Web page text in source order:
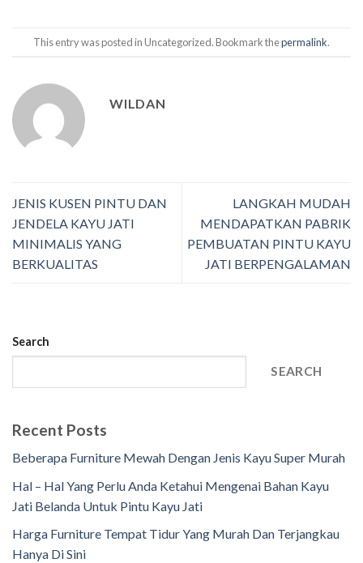
This entry was posted in Uncategorized. Bookmark thepermalink.
WILDAN
JENIS KUSEN PINTU DAN
JENDELA KAYU JATI
MINIMALIS YANG
BERKUALITAS
LANGKAH MUDAH
MENDAPATKAN PABRIK
PEMBUATAN PINTU KAYU
JATI BERPENGALAMAN
Search
SEARCH
Recent Posts
Beberapa Furniture Mewah Dengan Jenis Kayu Super Murah
Hal – Hal Yang Perlu Anda Ketahui Mengenai Bahan Kayu
Jati Belanda Untuk Pintu Kayu Jati
Harga Furniture Tempat Tidur Yang Murah Dan Terjangkau
Hanya Di Sini